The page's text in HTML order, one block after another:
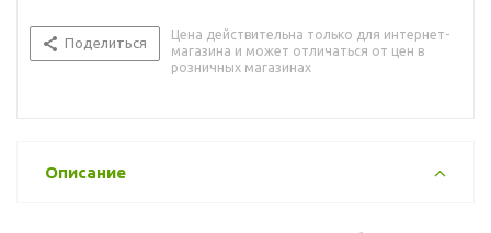
Поделиться
Цена действительна только для интернет-
магазина и может отличаться от цен в
розничных магазинах
Описание